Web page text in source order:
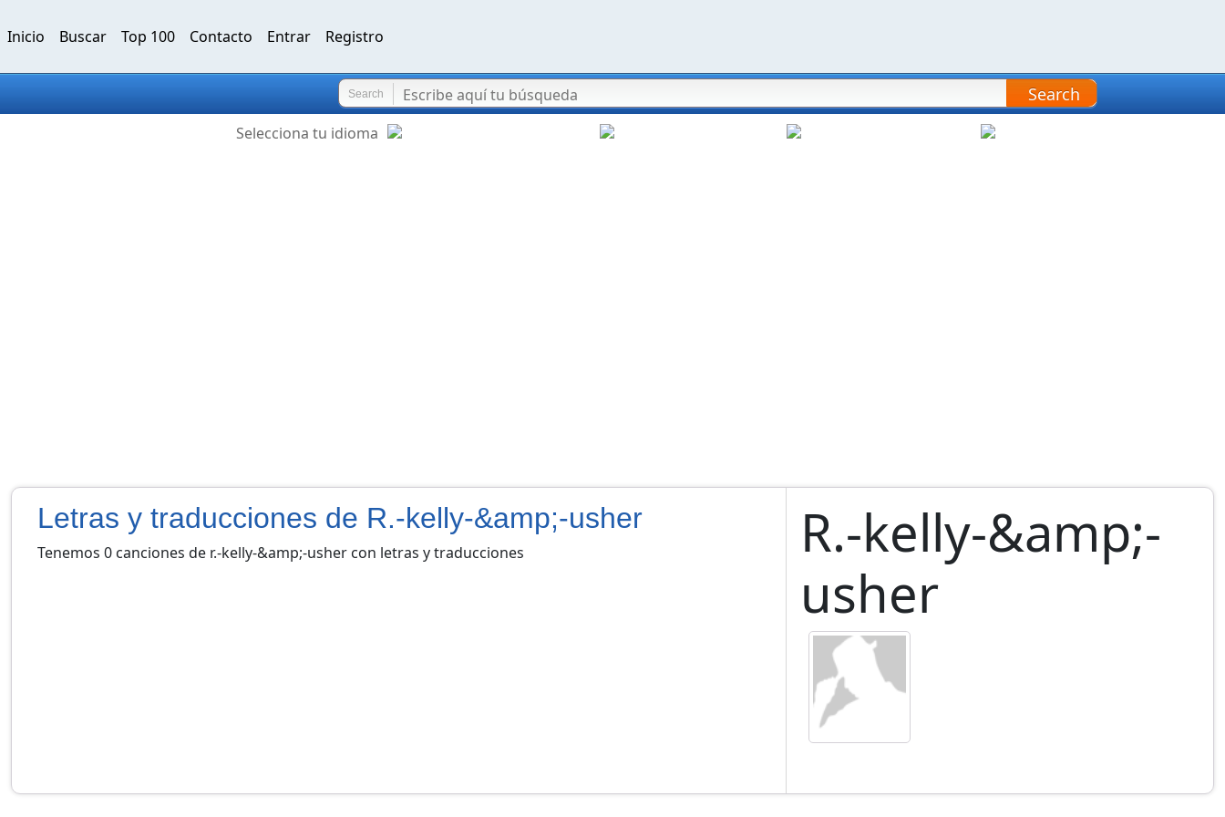
Inicio Buscar Top 100 Contacto Entrar Registro
Search Search
Selecciona tu idioma
Letras y traducciones de R.-kelly-&amp;-usher
Tenemos 0 canciones de r.-kelly-&amp;-usher con letras y traducciones
R.-kelly-&amp;-
usher